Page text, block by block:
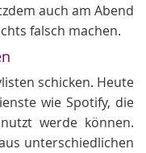
auch am Abend
falsch machen.
schicken. Heute
wie Spotify, die
werde können.
unterschiedlichen